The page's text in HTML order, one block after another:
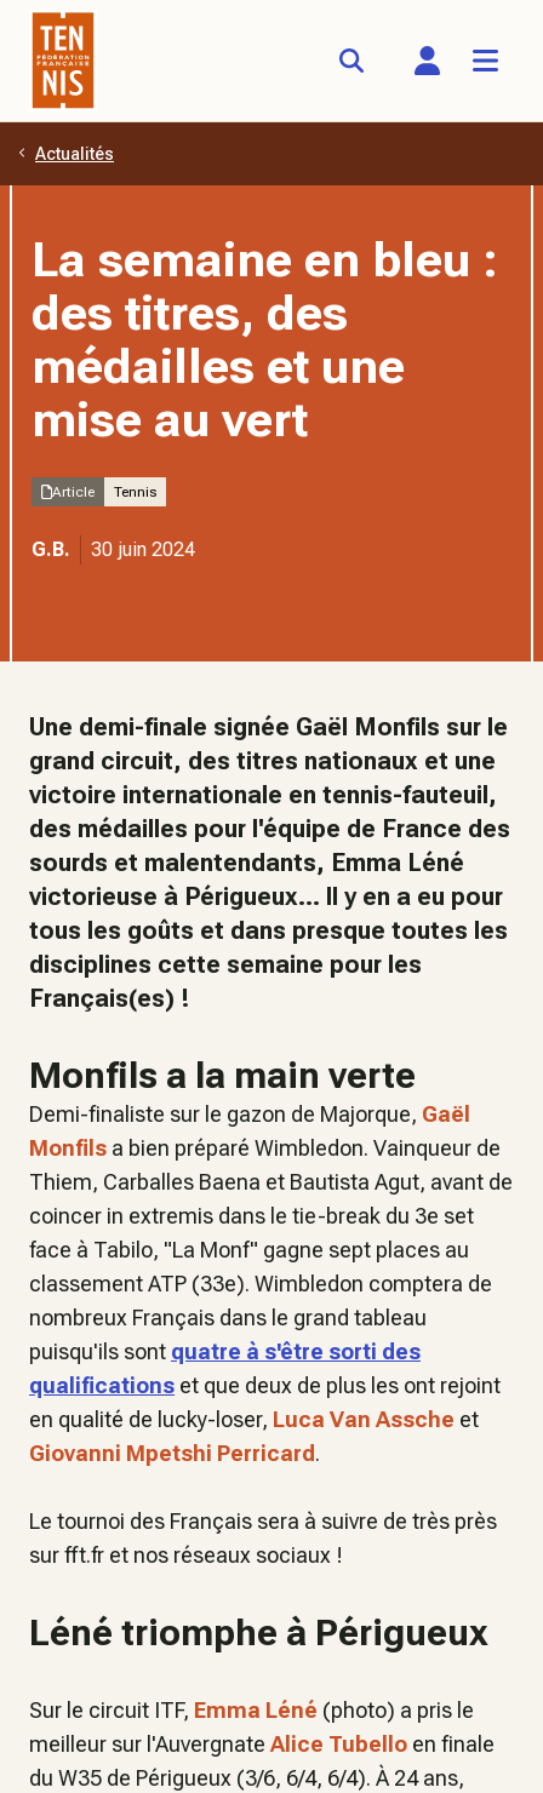
Aller au contenu principal
Actualités
La semaine en bleu :
des titres, des
médailles et une
mise au vert
Article Tennis
G.B. 30 juin 2024
Une demi-finale signée Gaël Monfils sur le
grand circuit, des titres nationaux et une
victoire internationale en tennis-fauteuil,
des médailles pour l'équipe de France des
sourds et malentendants, Emma Léné
victorieuse à Périgueux... Il y en a eu pour
tous les goûts et dans presque toutes les
disciplines cette semaine pour les
Français(es) !
Monfils a la main verte
Demi-finaliste sur le gazon de Majorque, Gaël
Monfils a bien préparé Wimbledon. Vainqueur de
Thiem, Carballes Baena et Bautista Agut, avant de
coincer in extremis dans le tie-break du 3e set
face à Tabilo, "La Monf" gagne sept places au
classement ATP (33e). Wimbledon comptera de
nombreux Français dans le grand tableau
puisqu'ils sont quatre à s'être sorti des
qualifications et que deux de plus les ont rejoint
en qualité de lucky-loser, Luca Van Assche et
Giovanni Mpetshi Perricard.
Le tournoi des Français sera à suivre de très près
sur fft.fr et nos réseaux sociaux !
Léné triomphe à Périgueux
Sur le circuit ITF, Emma Léné (photo) a pris le
meilleur sur l'Auvergnate Alice Tubello en finale
du W35 de Périgueux (3/6, 6/4, 6/4). À 24 ans,